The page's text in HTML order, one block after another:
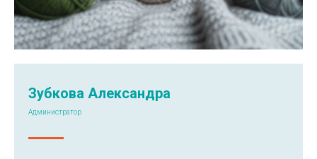
Зубкова Александра
Администратор